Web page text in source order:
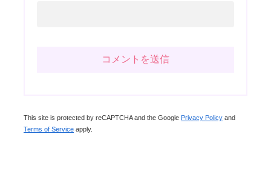
This site is protected by reCAPTCHA and the Google Privacy Policy and
Terms of Service apply.